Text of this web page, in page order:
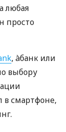
любая
просто
, àбанк или
выбору
в смартфоне,